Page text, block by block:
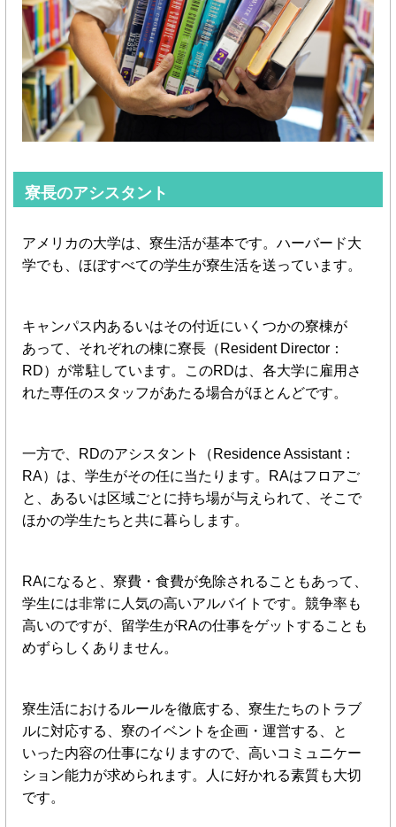
寮長のアシスタント
アメリカの大学は、寮生活が基本です。ハーバード大
学でも、ほぼすべての学生が寮生活を送っています。
キャンパス内あるいはその付近にいくつかの寮棟が
あって、それぞれの棟に寮長（Resident Director：
RD）が常駐しています。このRDは、各大学に雇用さ
れた専任のスタッフがあたる場合がほとんどです。
一方で、RDのアシスタント（Residence Assistant：
RA）は、学生がその任に当たります。RAはフロアご
と、あるいは区域ごとに持ち場が与えられて、そこで
ほかの学生たちと共に暮らします。
RAになると、寮費・食費が免除されることもあって、
学生には非常に人気の高いアルバイトです。競争率も
高いのですが、留学生がRAの仕事をゲットすることも
めずらしくありません。
寮生活におけるルールを徹底する、寮生たちのトラブ
ルに対応する、寮のイベントを企画・運営する、と
いった内容の仕事になりますので、高いコミュニケー
ション能力が求められます。人に好かれる素質も大切
です。